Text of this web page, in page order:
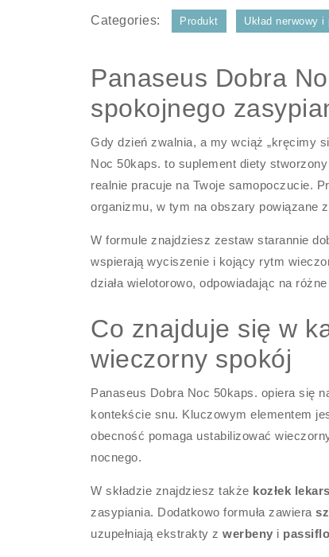
Categories: Produkt Układ nerwowy i
Panaseus Dobra
spokojnego
Gdy dzień zwalnia, a my wciąż „kręcimy
Noc 50kaps. to suplement diety
realnie pracuje na Twoje samopoczucie.
organizmu, w tym na obszary powiązane
W formule znajdziesz zestaw starannie
wspierają wyciszenie i kojący rytm
działa wielotorowo, odpowiadając na
Co znajduje się w
wieczorny spokój
Panaseus Dobra Noc 50kaps. opiera się
kontekście snu. Kluczowym elementem
obecność pomaga ustabilizować
nocnego.
W składzie znajdziesz także kozłek
zasypiania. Dodatkowo formuła zawiera
uzupełniają ekstrakty zwerbeny i